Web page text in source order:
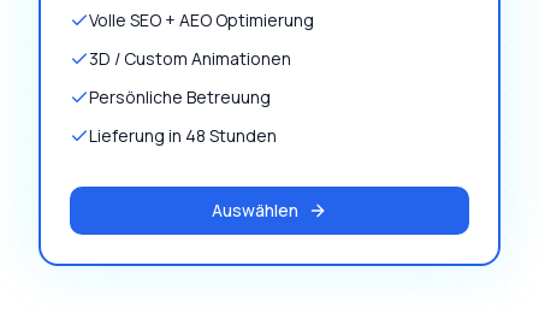
Volle SEO + AEO Optimierung
3D / Custom Animationen
Persönliche Betreuung
Lieferung in 48 Stunden
Auswählen